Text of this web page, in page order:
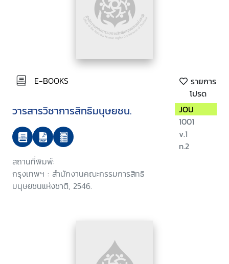
E-BOOKS
รายการ
โปรด
วารสารวิชาการสิทธิมนุษยชน.
สถานที่พิมพ์:
กรุงเทพฯ : สำนักงานคณะกรรมการสิทธิ
มนุษยชนแห่งชาติ, 2546.
JOU
1001
v.1
n.2